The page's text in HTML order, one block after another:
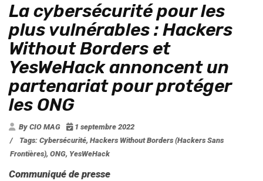
La cybersécurité pour les
plus vulnérables : Hackers
Without Borders et
YesWeHack annoncent un
partenariat pour protéger
les ONG
By CIO MAG
1 septembre 2022
/
Tags: Cybersécurité, Hackers Without Borders (Hackers Sans
Frontières), ONG, YesWeHack
Communiqué de presse